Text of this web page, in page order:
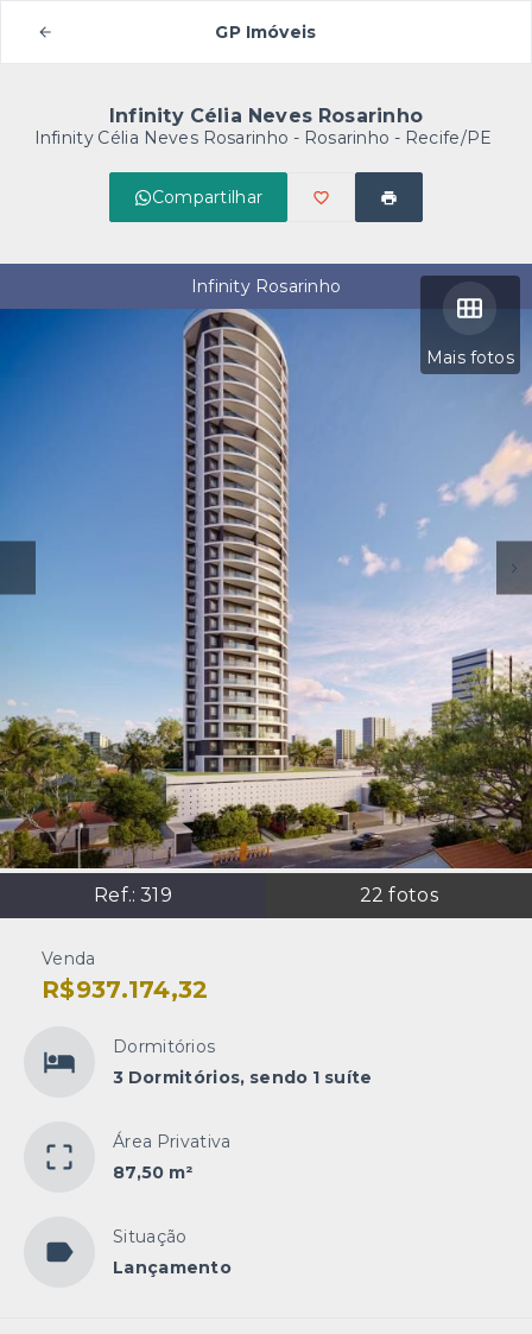
GP Imóveis
Infinity Célia Neves Rosarinho
Infinity Célia Neves Rosarinho - Rosarinho - Recife/PE
Compartilhar
Mais fotos
Ref.:319 22 fotos
Infinity Rosarinho
Venda
R$937.174,32
Dormitórios
3 Dormitórios, sendo 1 suíte
Área Privativa
87,50 m²
Situação
Lançamento